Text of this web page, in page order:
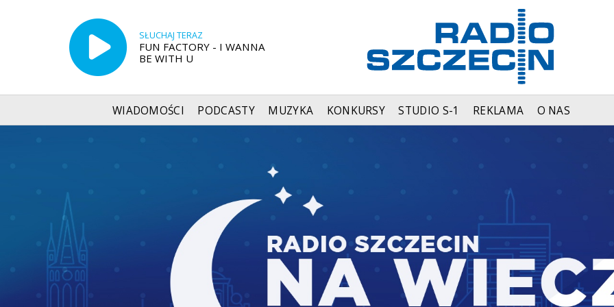
SŁUCHAJ TERAZ
FUN FACTORY - I WANNA
BE WITH U
WIADOMOŚCI PODCASTY MUZYKA KONKURSY STUDIO S-1 REKLAMA O NAS